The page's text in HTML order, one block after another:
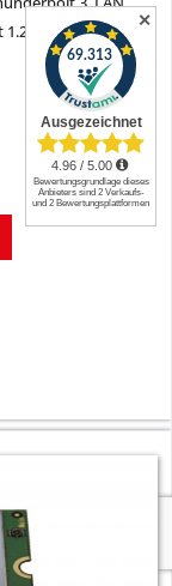
2x HDMI (Typ A),
Kensington-Lock
✕